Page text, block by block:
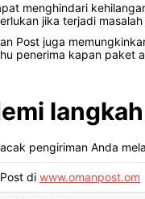
menghindari
jika terjadi masalah
Post juga
penerima kapan
pengiriman Anda
di www.omanpost.om